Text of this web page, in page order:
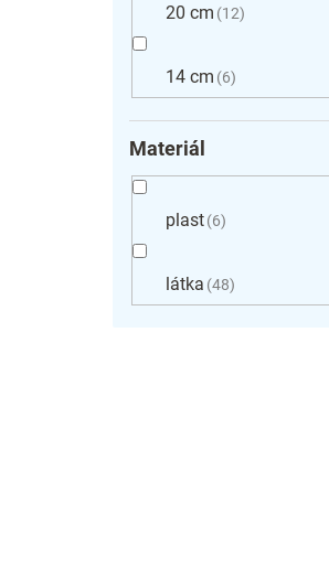
20 cm 12
14 cm 6
Materiál
plast 6
látka 48